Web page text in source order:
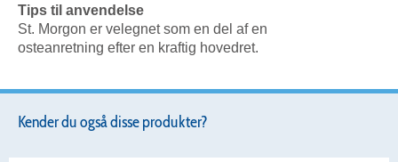
Tips til anvendelse
St. Morgon er velegnet som en del af en
osteanretning efter en kraftig hovedret.
Kender du også disse produkter?